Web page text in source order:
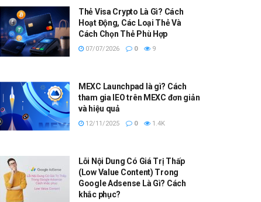
Thẻ Visa Crypto Là Gì? Cách
Hoạt Động, Các Loại Thẻ Và
Cách Chọn Thẻ Phù Hợp
07/07/2026 0 9
MEXC Launchpad là gì? Cách
tham gia IEO trên MEXC đơn giản
và hiệu quả
12/11/2025 0 1.4K
Lỗi Nội Dung Có Giá Trị Thấp
(Low Value Content) Trong
Google Adsense Là Gì? Cách
khắc phục?